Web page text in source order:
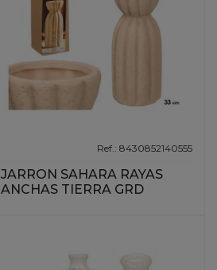
Ref.: 8430852140555
JARRON SAHARA RAYAS
ANCHAS TIERRA GRD